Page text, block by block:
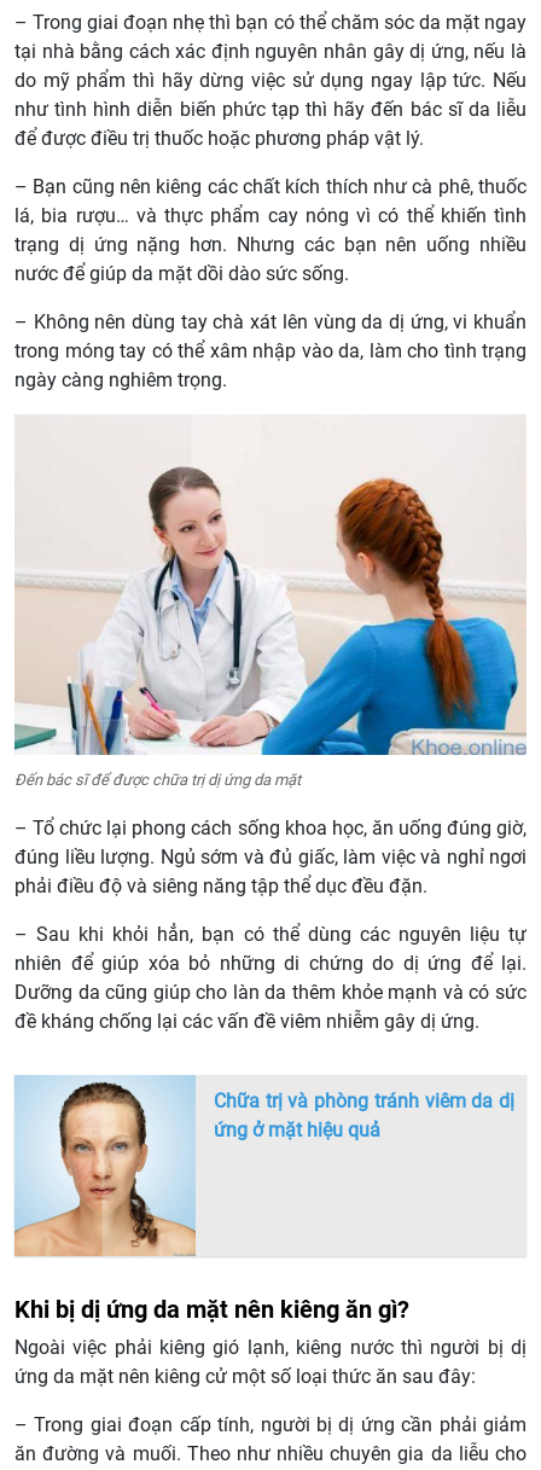
– Trong giai đoạn nhẹ thì bạn có thể chăm sóc da mặt ngay
tại nhà bằng cách xác định nguyên nhân gây dị ứng, nếu là
do mỹ phẩm thì hãy dừng việc sử dụng ngay lập tức. Nếu
như tình hình diễn biến phức tạp thì hãy đến bác sĩ da liễu
để được điều trị thuốc hoặc phương pháp vật lý.
– Bạn cũng nên kiêng các chất kích thích như cà phê, thuốc
lá, bia rượu… và thực phẩm cay nóng vì có thể khiến tình
trạng dị ứng nặng hơn. Nhưng các bạn nên uống nhiều
nước để giúp da mặt dồi dào sức sống.
– Không nên dùng tay chà xát lên vùng da dị ứng, vi khuẩn
trong móng tay có thể xâm nhập vào da, làm cho tình trạng
ngày càng nghiêm trọng.
Đến bác sĩ để được chữa trị dị ứng da mặt
– Tổ chức lại phong cách sống khoa học, ăn uống đúng giờ,
đúng liều lượng. Ngủ sớm và đủ giấc, làm việc và nghỉ ngơi
phải điều độ và siêng năng tập thể dục đều đặn.
– Sau khi khỏi hẳn, bạn có thể dùng các nguyên liệu tự
nhiên để giúp xóa bỏ những di chứng do dị ứng để lại.
Dưỡng da cũng giúp cho làn da thêm khỏe mạnh và có sức
đề kháng chống lại các vấn đề viêm nhiễm gây dị ứng.
Chữa trị và phòng tránh viêm da dị
ứng ở mặt hiệu quả
Khi bị dị ứng da mặt nên kiêng ăn gì?
Ngoài việc phải kiêng gió lạnh, kiêng nước thì người bị dị
ứng da mặt nên kiêng cử một số loại thức ăn sau đây:
– Trong giai đoạn cấp tính, người bị dị ứng cần phải giảm
ăn đường và muối. Theo như nhiều chuyên gia da liễu cho